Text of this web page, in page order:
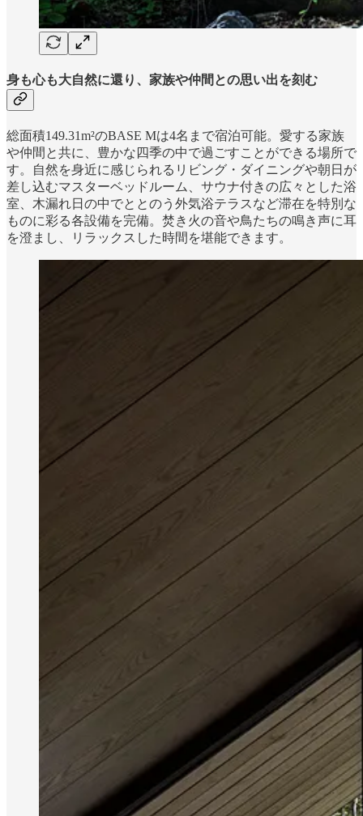
身も心も大自然に還り、家族や仲間との思い出を刻む
総面積149.31m²のBASE Mは4名まで宿泊可能。愛する家族
や仲間と共に、豊かな四季の中で過ごすことができる場所で
す。自然を身近に感じられるリビング・ダイニングや朝日が
差し込むマスターベッドルーム、サウナ付きの広々とした浴
室、木漏れ日の中でととのう外気浴テラスなど滞在を特別な
ものに彩る各設備を完備。焚き火の音や鳥たちの鳴き声に耳
を澄まし、リラックスした時間を堪能できます。